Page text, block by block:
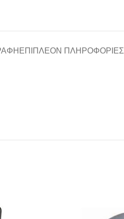
ΕΠΙΠΛΈΟΝ ΠΛΗΡΟΦΟΡΊΕΣ